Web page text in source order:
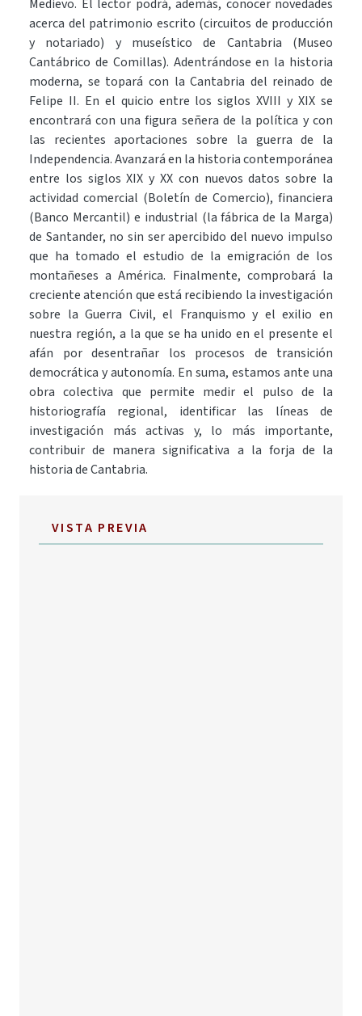
Medievo. El lector podrá, además, conocer novedades
acerca del patrimonio escrito (circuitos de producción
y notariado) y museístico de Cantabria (Museo
Cantábrico de Comillas). Adentrándose en la historia
moderna, se topará con la Cantabria del reinado de
Felipe II. En el quicio entre los siglos XVIII y XIX se
encontrará con una figura señera de la política y con
las recientes aportaciones sobre la guerra de la
Independencia. Avanzará en la historia contemporánea
entre los siglos XIX y XX con nuevos datos sobre la
actividad comercial (Boletín de Comercio), financiera
(Banco Mercantil) e industrial (la fábrica de la Marga)
de Santander, no sin ser apercibido del nuevo impulso
que ha tomado el estudio de la emigración de los
montañeses a América. Finalmente, comprobará la
creciente atención que está recibiendo la investigación
sobre la Guerra Civil, el Franquismo y el exilio en
nuestra región, a la que se ha unido en el presente el
afán por desentrañar los procesos de transición
democrática y autonomía. En suma, estamos ante una
obra colectiva que permite medir el pulso de la
historiografía regional, identificar las líneas de
investigación más activas y, lo más importante,
contribuir de manera significativa a la forja de la
historia de Cantabria.
VISTA PREVIA